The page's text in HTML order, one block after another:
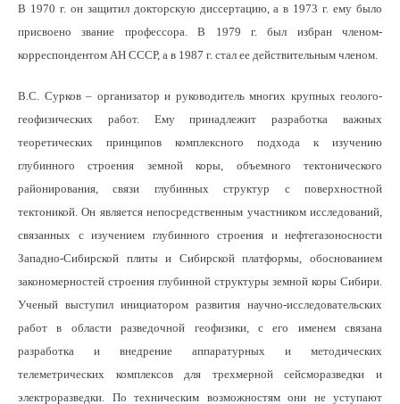
В 1970 г. он защитил докторскую диссертацию, а в 1973 г. ему было
присвоено звание профессора. В 1979 г. был избран членом-
корреспондентом АН СССР, а в 1987 г. стал ее действительным членом.
В.С. Сурков – организатор и руководитель многих крупных геолого-
геофизических работ. Ему принадлежит разработка важных
теоретических принципов комплексного подхода к изучению
глубинного строения земной коры, объемного тектонического
районирования, связи глубинных структур с поверхностной
тектоникой. Он является непосредственным участником исследований,
связанных с изучением глубинного строения и нефтегазоносности
Западно-Сибирской плиты и Сибирской платформы, обоснованием
закономерностей строения глубинной структуры земной коры Сибири.
Ученый выступил инициатором развития научно-исследовательских
работ в области разведочной геофизики, с его именем связана
разработка и внедрение аппаратурных и методических
телеметрических комплексов для трехмерной сейсморазведки и
электроразведки. По техническим возможностям они не уступают